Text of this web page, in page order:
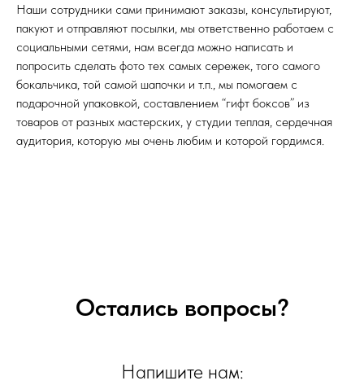
Наши сотрудники сами принимают заказы, консультируют,
пакуют и отправляют посылки, мы ответственно работаем с
социальными сетями, нам всегда можно написать и
попросить сделать фото тех самых сережек, того самого
бокальчика, той самой шапочки и т.п., мы помогаем с
подарочной упаковкой, составлением “гифт боксов” из
товаров от разных мастерских, у студии теплая, сердечная
аудитория, которую мы очень любим и которой гордимся.
Остались вопросы?
Напишите нам: